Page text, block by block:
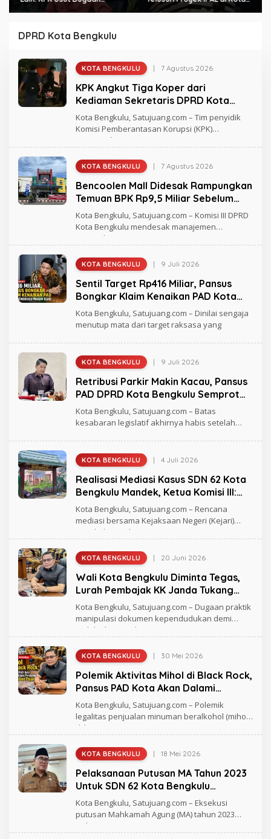
Pengondisian Proyek di
Bengkulu
DPRD Kota Bengkulu
KPK Angkut Tiga Koper dari
Kediaman Sekretaris DPRD Kota
Bengkulu
KOTA BENGKULU | 7 Agustus 2026
O
E
H
R
A
G
H
A
Kota Bengkulu, Satujuang.com – Tim penyidik
Komisi Pemberantasan Korupsi (KPK)
mengangkut tiga
Bencoolen Mall Didesak Rampungkan
Temuan BPK Rp9,5 Miliar Sebelum
Akhir 2026
KOTA BENGKULU | 7 Agustus 2026
O
E
H
R
E
D
A
S
S
A
T
U
A
N
Kota Bengkulu, Satujuang.com – Komisi III DPRD
Kota Bengkulu mendesak manajemen
Bencoolen
Sentil Target Rp416 Miliar, Pansus
Bongkar Klaim Kenaikan PAD Kota
Bengkulu Masih Ilusi
KOTA BENGKULU | 9 Juli 2026
O
E
H
R
A
G
H
A
Kota Bengkulu, Satujuang.com – Dinilai sengaja
menutup mata dari target raksasa yang
Retribusi Parkir Makin Kacau, Pansus
PAD DPRD Kota Bengkulu Semprot
Pemkot Bengkulu
KOTA BENGKULU | 9 Juli 2026
O
E
H
R
A
G
H
A
Kota Bengkulu, Satujuang.com – Batas
kesabaran legislatif akhirnya habis setelah
Realisasi Mediasi Kasus SDN 62 Kota
Bengkulu Mandek, Ketua Komisi III:
Tanya Ke Sesda
KOTA BENGKULU | 4 Juli 2026
O
E
H
R
A
G
H
A
Kota Bengkulu, Satujuang.com – Rencana
mediasi bersama Kejaksaan Negeri (Kejari)
Bengkulu untuk
Wali Kota Bengkulu Diminta Tegas,
Lurah Pembajak KK Janda Tukang
Urut Harus Dicopot
KOTA BENGKULU | 20 Juni 2026
O
E
H
R
A
G
H
A
Kota Bengkulu, Satujuang.com – Dugaan praktik
manipulasi dokumen kependudukan demi
meloloskan anak
Polemik Aktivitas Mihol di Black Rock,
Pansus PAD Kota Akan Dalami
Persoalan Kewajiban Pajak
KOTA BENGKULU | 30 Mei 2026
O
E
H
R
A
G
H
M
A
Kota Bengkulu, Satujuang.com – Polemik
legalitas penjualan minuman beralkohol (mihol)
di bar
Pelaksanaan Putusan MA Tahun 2023
Untuk SDN 62 Kota Bengkulu
Menunggu Lagi
KOTA BENGKULU | 18 Mei 2026
O
E
H
R
A
G
H
A
Kota Bengkulu, Satujuang.com – Eksekusi
putusan Mahkamah Agung (MA) tahun 2023
terkait